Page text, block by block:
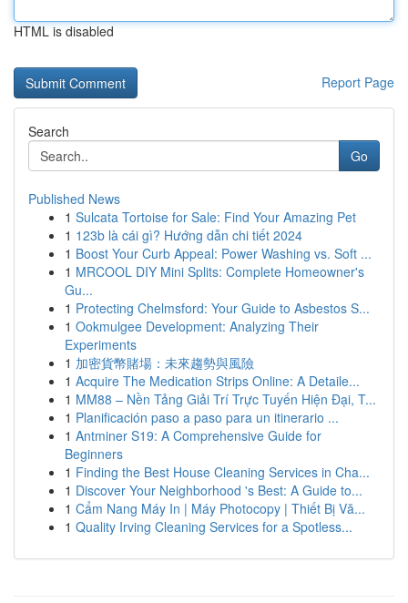
HTML is disabled
Report Page
Search
Go
Published News
1 Sulcata Tortoise for Sale: Find Your Amazing Pet
1 123b là cái gì? Hướng dẫn chi tiết 2024
1 Boost Your Curb Appeal: Power Washing vs. Soft ...
1 MRCOOL DIY Mini Splits: Complete Homeowner's
Gu...
1 Protecting Chelmsford: Your Guide to Asbestos S...
1 Ookmulgee Development: Analyzing Their
Experiments
1 加密貨幣賭場：未來趨勢與風險
1 Acquire The Medication Strips Online: A Detaile...
1 MM88 – Nền Tảng Giải Trí Trực Tuyến Hiện Đại, T...
1 Planificación paso a paso para un itinerario ...
1 Antminer S19: A Comprehensive Guide for
Beginners
1 Finding the Best House Cleaning Services in Cha...
1 Discover Your Neighborhood 's Best: A Guide to...
1 Cẩm Nang Máy In | Máy Photocopy | Thiết Bị Vă...
1 Quality Irving Cleaning Services for a Spotless...